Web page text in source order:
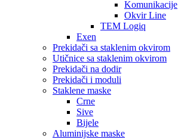
Komunikacije
Okvir Line
TEM Logiq
Exen
Prekidači sa staklenim okvirom
Utičnice sa staklenim okvirom
Prekidači na dodir
Prekidači i moduli
Staklene maske
Crne
Sive
Bijele
Aluminijske maske